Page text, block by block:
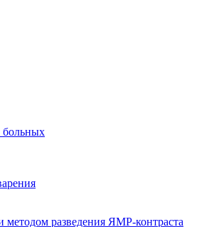
больных
разведения ЯМР-контраста